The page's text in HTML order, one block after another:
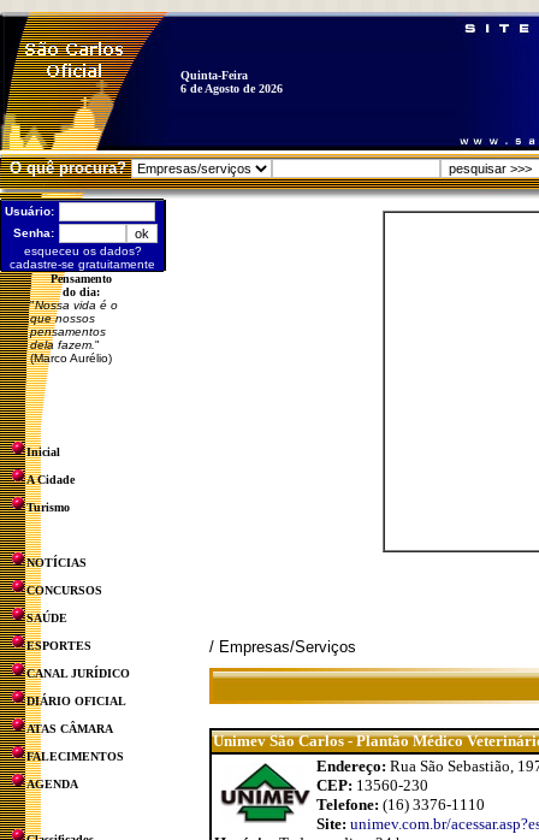
Quinta-Feira
6 de Agosto de 2026
O quê procura?
Usuário:
Senha:
esqueceu os dados?
cadastre-se gratuitamente
Pensamento
do dia:
"Nossa vida é o
que nossos
pensamentos
dela fazem. "
(Marco Aurélio)
Inicial
A Cidade
Turismo
NOTÍCIAS
CONCURSOS
SAÚDE
ESPORTES
CANAL JURÍDICO
DIÁRIO OFICIAL
ATAS CÂMARA
FALECIMENTOS
AGENDA
/ Empresas/Serviços
Unimev São Carlos - Plantão Médico
Endereço: Rua São Sebastião,
CEP: 13560-230
Telefone: (16) 3376-1110
Site: unimev.com.br/